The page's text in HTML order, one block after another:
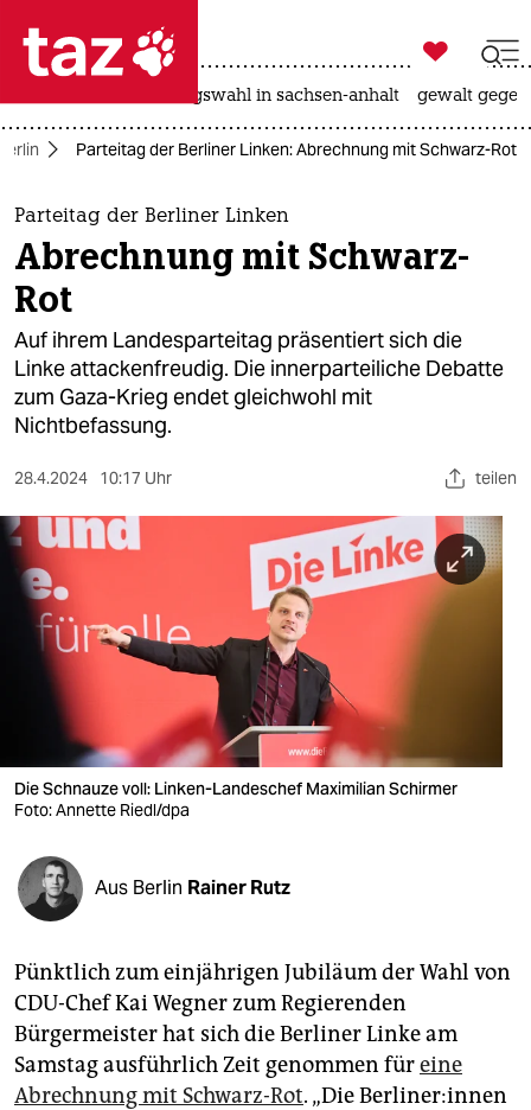
 taz zahl ich
taz zahl ich
themen
politik
öko
gesellschaft
kultur
sport
berlin
nord
wahrheit
verlag
verlag
veranstaltungen
fragen & hilfe
unterstützen
abo
genossenschaft
epaper login

taz zahl ich
landtagswahl in sachsen-anhalt gewalt
Parteitag der Berliner Linken: Abrechnung mit Schwarz-Rot
Parteitag der Berliner Linken
Abrechnung mit Schwarz-
Rot
Auf ihrem Landesparteitag präsentiert sich die
Linke attackenfreudig. Die innerparteiliche Debatte
zum Gaza-Krieg endet gleichwohl mit
Nichtbefassung.
28.4.2024 10:17 Uhr teilen
Die Schnauze voll: Linken-Landeschef Maximilian Schirmer
Foto: Annette Riedl/dpa
Aus Berlin Rainer Rutz
Pünktlich zum einjährigen Jubiläum der Wahl von
CDU-Chef Kai Wegner zum Regierenden
Bürgermeister hat sich die Berliner Linke am
Samstag ausführlich Zeit genommen füreine
Abrechnung mit Schwarz-Rot. „Die Ber­li­ne­r:in­nen